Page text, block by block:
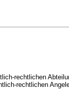
rechtlichen
rechtlichen